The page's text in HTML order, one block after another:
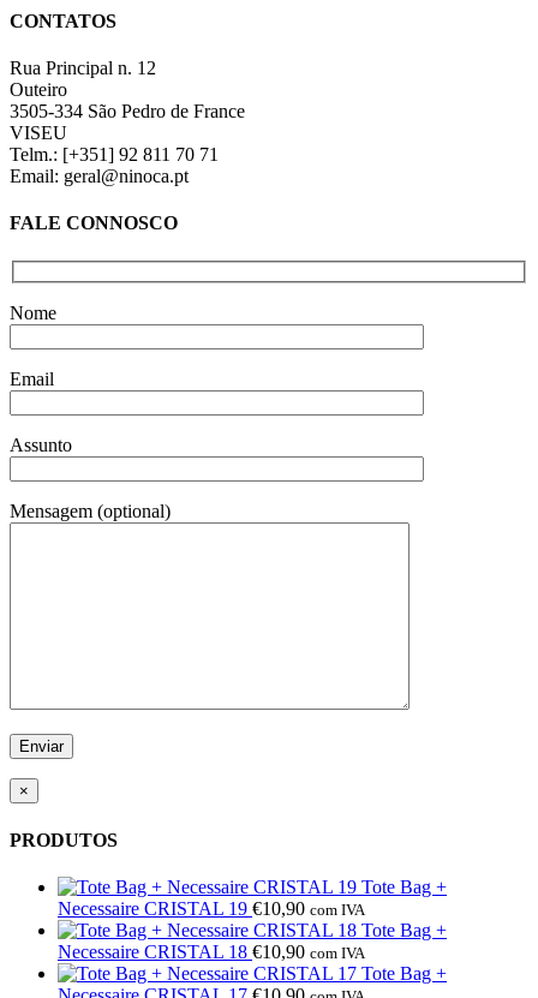
view
CONTATOS
Rua Principal n. 12
Outeiro
3505-334 São Pedro de France
VISEU
Telm.: [+351] 92 811 70 71
Email: geral@ninoca.pt
FALE CONNOSCO
Nome
Email
Assunto
Mensagem (optional)
×
PRODUTOS
Tote Bag +
Necessaire CRISTAL 19 €10,90 com IVA
Tote Bag +
Necessaire CRISTAL 18 €10,90 com IVA
Tote Bag +